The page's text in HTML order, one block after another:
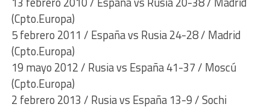
(Cpto.Europa)
5 febrero 2011 / España vs Rusia 24-28 / Madrid
(Cpto.Europa)
19 mayo 2012 / Rusia vs España 41-37 / Moscú
(Cpto.Europa)
2 febrero 2013 / Rusia vs España 13-9 / Sochi